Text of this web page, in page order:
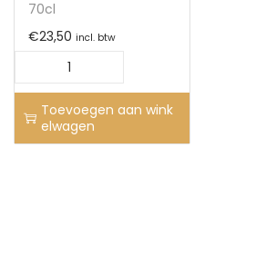
70cl
€23,50 incl. btw
Toevoegen aan wink
elwagen